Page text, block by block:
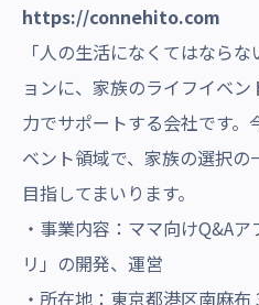
https://connehito.com
「人の生活になくてはなら
ョンに、家族のライフイベ
力でサポートする会社です。
ベント領域で、家族の選択
目指してまいります。
・事業内容：ママ向けQ&A
リ」の開発、運営
・所在地：東京都港区南麻